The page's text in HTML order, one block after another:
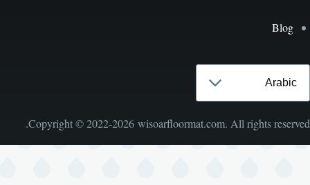
Blog
Copyright © 2022-2026 wisoarfloormat.com. All rights